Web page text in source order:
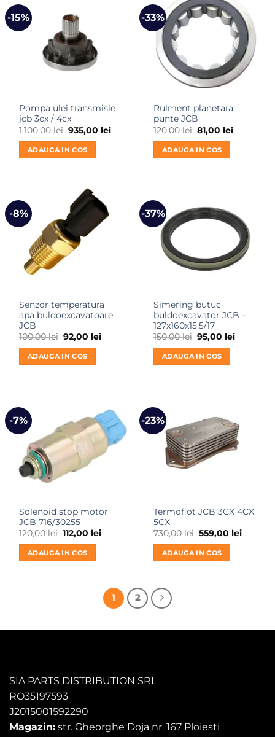
-15%
Pompa ulei transmisie
jcb 3cx / 4cx
1.100,00lei Prețul
inițial
a
fost:
1.100,00 lei.
935,00 leiPrețul
ADAUGA IN COS
-33%
Rulment planetara
punte JCB
120,00lei Prețul
inițial
a
fost:
120,00 lei.
81,00 leiPrețul
ADAUGA IN COS
-8%
Senzor temperatura
apa buldoexcavatoare
JCB
100,00lei Prețul
inițial
a
fost:
100,00 lei.
92,00 leiPrețul
ADAUGA IN COS
-37%
Simering butuc
buldoexcavator JCB –
127x160x15.5/17
150,00lei Prețul
inițial
a
fost:
150,00 lei.
95,00 leiPrețul
ADAUGA IN COS
-7%
Solenoid stop motor
JCB 716/30255
120,00lei Prețul
inițial
a
fost:
120,00 lei.
112,00 leiPrețul
ADAUGA IN COS
-23%
Termoflot JCB 3CX 4CX
5CX
730,00lei Prețul
inițial
a
fost:
730,00 lei.
559,00 leiPrețul
ADAUGA IN COS
1 2
SIA PARTS DISTRIBUTION SRL
RO35197593
J2015001592290
Magazin: str. Gheorghe Doja nr. 167 Ploiesti